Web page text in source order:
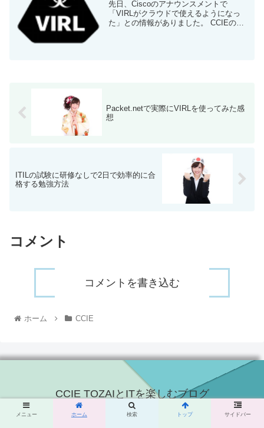
先日、Ciscoのアナウンスメントで
「VIRLがクラウドで使えるようになっ
た」との情報がありました。 CCIEのト
Packet.netで実際にVIRLを使ってみた感
想
ITILの試験に研修なしで2日で効率的に合
格する勉強方法
コメント
コメントを書き込む
ホーム CCIE
CCIE TOZAIとITを楽しむブログ
© 2015 CCIE TOZAIとITを楽しむブログ.
メニュー ホーム 検索 トップ サイドバー